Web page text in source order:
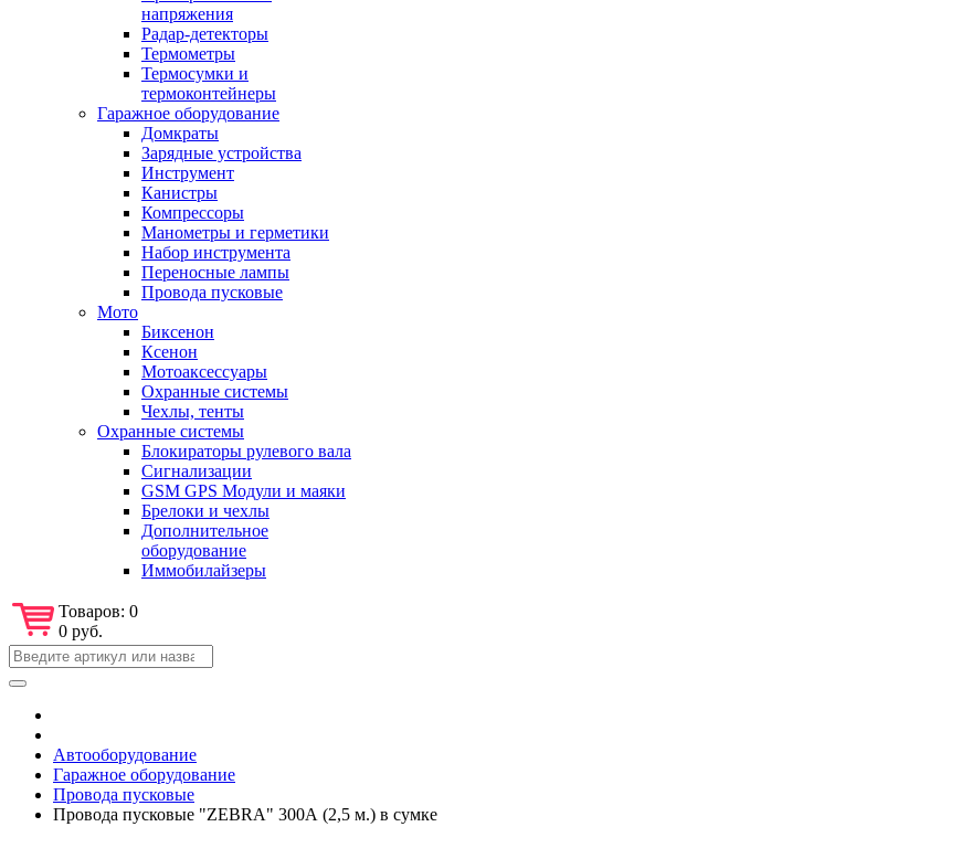
напряжения
Радар-детекторы
Термометры
Термосумки и
термоконтейнеры
Гаражное оборудование
Домкраты
Зарядные устройства
Инструмент
Канистры
Компрессоры
Манометры и герметики
Набор инструмента
Переносные лампы
Провода пусковые
Мото
Биксенон
Ксенон
Мотоаксессуары
Охранные системы
Чехлы, тенты
Охранные системы
Блокираторы рулевого вала
Сигнализации
GSM GPS Модули и маяки
Брелоки и чехлы
Дополнительное
оборудование
Иммобилайзеры
Товаров: 0
0 руб.
Автооборудование
Гаражное оборудование
Провода пусковые
Провода пусковые "ZEBRA" 300А (2,5 м.) в сумке